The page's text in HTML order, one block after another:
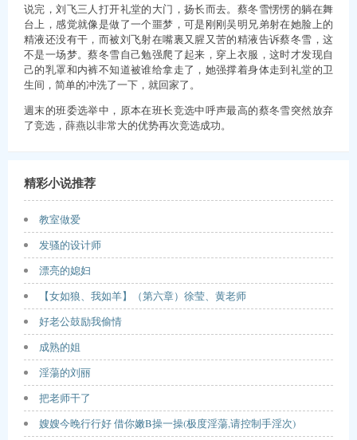
说完，刘飞三人打开礼堂的大门，扬长而去。蔡冬雪愣愣的躺在舞
台上，感觉就像是做了一个噩梦，可是刚刚吴明兄弟射在她脸上的
精液还没有干，而被刘飞射在嘴裏又腥又苦的精液告诉蔡冬雪，这
不是一场梦。蔡冬雪自己勉强爬了起来，穿上衣服，这时才发现自
己的乳罩和内裤不知道被谁给拿走了，她强撑着身体走到礼堂的卫
生间，简单的冲洗了一下，就回家了。
週末的班委选举中，原本在班长竞选中呼声最高的蔡冬雪突然放弃
了竞选，薛燕以非常大的优势再次竞选成功。
精彩小说推荐
教室做爱
发骚的设计师
漂亮的媳妇
【女如狼、我如羊】（第六章）徐莹、黄老师
好老公鼓励我偷情
成熟的姐
淫蕩的刘丽
把老师干了
嫂嫂今晚行行好 借你嫩B操一操(极度淫蕩,请控制手淫次)